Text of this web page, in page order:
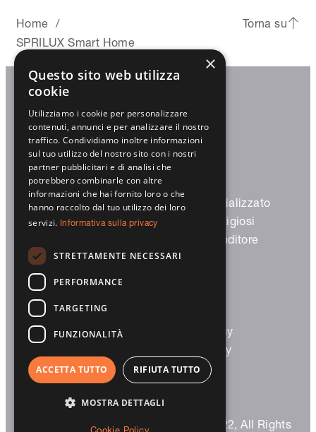
Home /
SPRILUX Smart Home
Torna su
Trovaci
Prodotti
Avvolgibili
Screen
Garage
Smart Home
Partner specializzato
Partner prestigiosi
Diventa rivenditore
Architetti/costruttori
Partner prestigiosi
Privacy Policy
Cookie Policy
© 2023 Sprilux S.r.l. – P.IVA 03124320122, All Rights
×
Questo sito web utilizza
cookie
Utilizziamo i cookie per personalizzare
contenuti, annunci e per analizzare il nostro
traffico. Condividiamo inoltre informazioni
sul tuo utilizzo del nostro sito con i nostri
partner pubblicitari e di analisi che
potrebbero combinarle con altre
informazioni che hai fornito loro o che
hanno raccolto dal tuo utilizzo dei loro
servizi. Informativa sulla privacy
STRETTAMENTE NECESSARI
PERFORMANCE
TARGETING
FUNZIONALITÀ
ACCETTA TUTTO RIFIUTA TUTTO
MOSTRA DETTAGLI